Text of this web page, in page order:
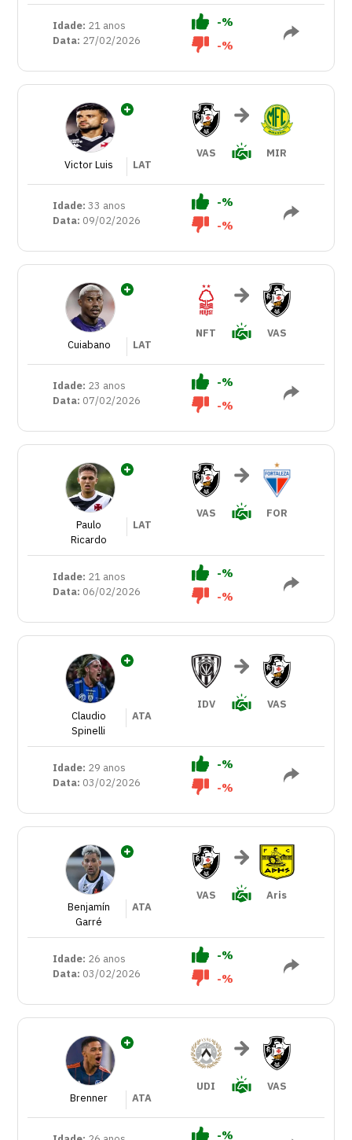
Idade: 21 anos
Data: 27/02/2026
-%
-%
Victor Luis LAT
VAS MIR
Idade: 33 anos
Data: 09/02/2026
-%
-%
Cuiabano LAT
NFT VAS
Idade: 23 anos
Data: 07/02/2026
-%
-%
Paulo
Ricardo
LAT
VAS FOR
Idade: 21 anos
Data: 06/02/2026
-%
-%
Claudio
Spinelli
ATA
IDV VAS
Idade: 29 anos
Data: 03/02/2026
-%
-%
Benjamín
Garré
ATA
VAS Aris
Idade: 26 anos
Data: 03/02/2026
-%
-%
Brenner ATA
UDI VAS
-%